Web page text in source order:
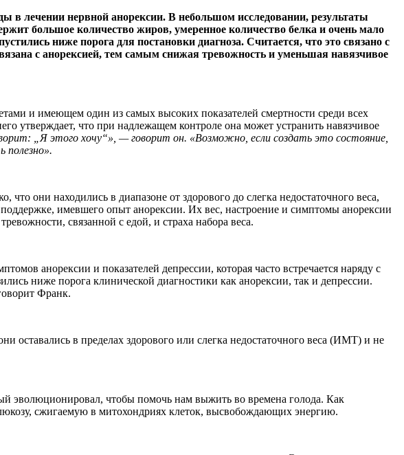
в лечении нервной анорексии. В небольшом исследовании, результаты
большое количество жиров, умеренное количество белка и очень мало
ниже порога для постановки диагноза. Считается, что это связано с
с анорексией, тем самым снижая тревожность и уменьшая навязчивое
и имеющем один из самых высоких показателей смертности среди всех
утверждает, что при надлежащем контроле она может устранить навязчивое
„Я этого хочу“», — говорит он. «Возможно, если создать это состояние,
они находились в диапазоне от здорового до слегка недостаточного веса,
имевшего опыт анорексии. Их вес, настроение и симптомы анорексии
связанной с едой, и страха набора веса.
анорексии и показателей депрессии, которая часто встречается наряду с
ниже порога клинической диагностики как анорексии, так и депрессии.
Франк.
оставались в пределах здорового или слегка недостаточного веса (ИМТ) и не
эволюционировал, чтобы помочь нам выжить во времена голода. Как
сжигаемую в митохондриях клеток, высвобождающих энергию.